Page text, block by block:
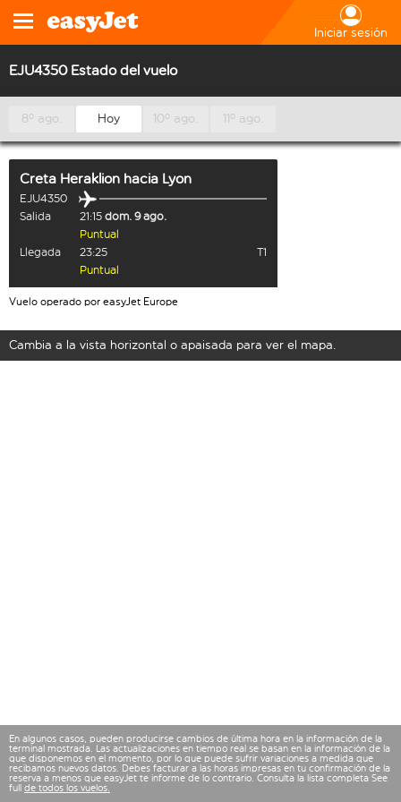
Iniciar sesión
EJU4350 Estado del vuelo
8º ago. Hoy 10º ago. 11º ago.
Creta Heraklion hacia Lyon
EJU4350
Salida
21:15 dom. 9 ago.
Puntual
Llegada
23:25
T1
Puntual
Vuelo operado por easyJet Europe
Cambia a la vista horizontal o apaisada para ver el mapa.
En algunos casos, pueden producirse cambios de última hora en la información de la
terminal mostrada. Las actualizaciones en tiempo real se basan en la información de la
que disponemos en el momento, por lo que puede sufrir variaciones a medida que
recibamos nuevos datos. Debes facturar a las horas impresas en tu confirmación de la
reserva a menos que easyJet te informe de lo contrario. Consulta la lista completa See
full de todos los vuelos.